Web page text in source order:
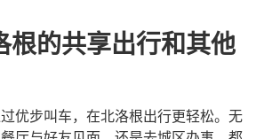
根的共享出行和其他
优步叫车，在北洛根出行更轻松。无